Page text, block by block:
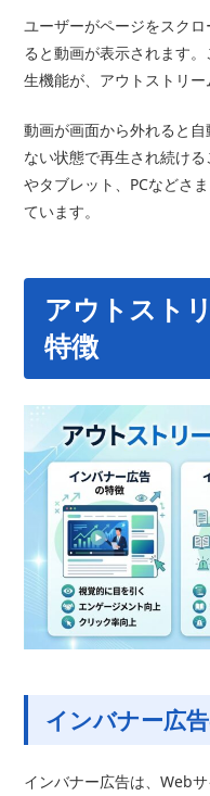
ユーザーがページをスク
ると動画が表示されます
生機能が、アウトストリー
動画が画面から外れると
ない状態で再生され続け
やタブレット、PCなどさ
ています。
アウトスト
特徴
インバナー広
インバナー広告は、Web